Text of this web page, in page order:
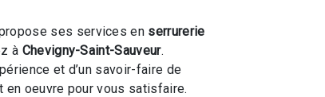
ses services en serrurerie
à Chevigny-Saint-Sauveur.
et d’un savoir-faire de
en oeuvre pour vous satisfaire.